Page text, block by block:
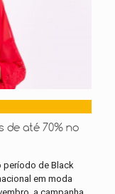
de até 70% no
período de Black
em moda